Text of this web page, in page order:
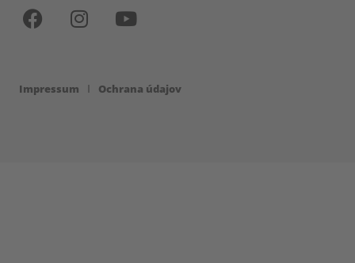
Impressum Ochrana údajov